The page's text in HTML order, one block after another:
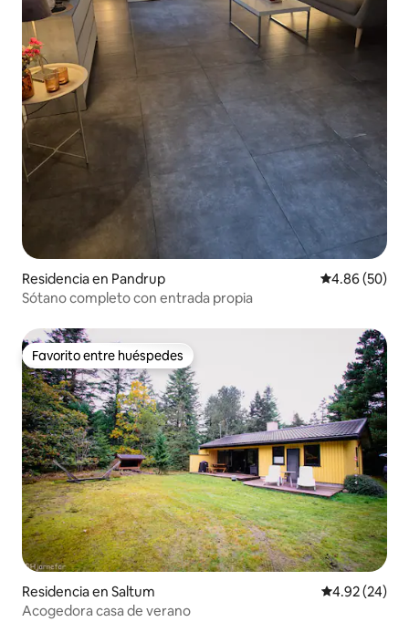
Residencia en Pandrup Calificación
4.86 (50)
Sótano completo con entrada propia
Favorito entre huéspedes
Favorito entre huéspedes
Residencia en Saltum Calificación
4.92 (24)
Acogedora casa de verano